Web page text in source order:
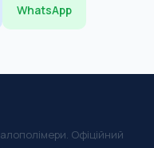
WhatsApp
Офіційний